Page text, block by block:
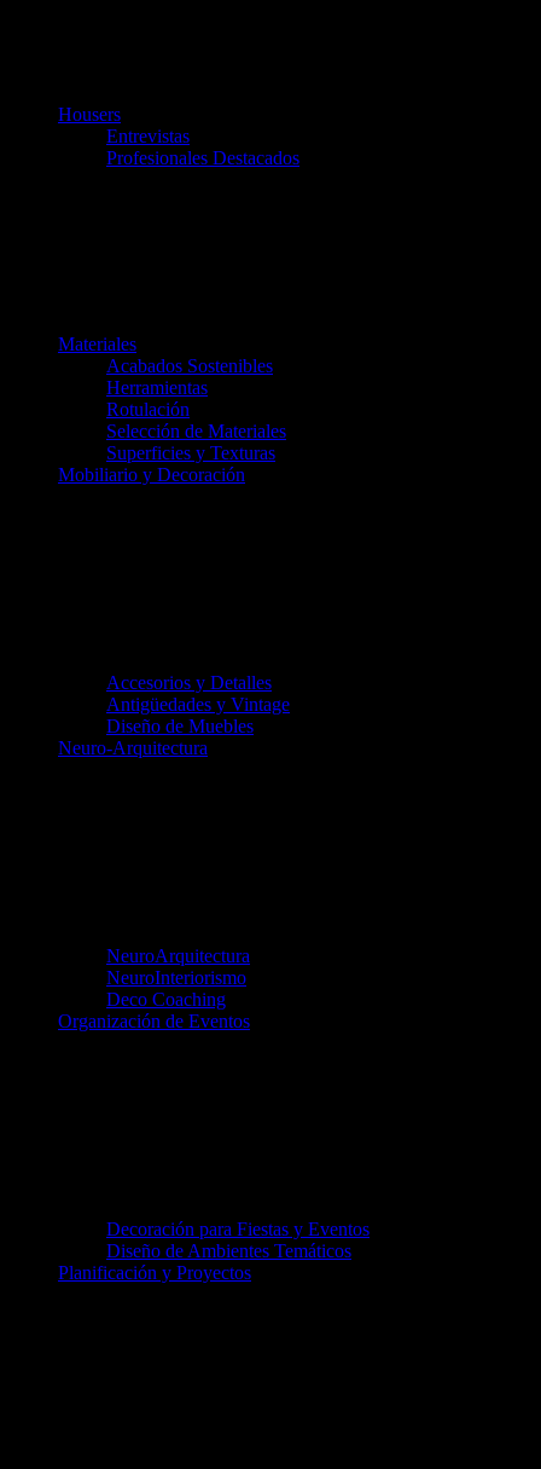
Housers
Entrevistas
Profesionales Destacados
Materiales
Acabados Sostenibles
Herramientas
Rotulación
Selección de Materiales
Superficies y Texturas
Mobiliario y Decoración
Accesorios y Detalles
Antigüedades y Vintage
Diseño de Muebles
Neuro-Arquitectura
NeuroArquitectura
NeuroInteriorismo
Deco Coaching
Organización de Eventos
Decoración para Fiestas y Eventos
Diseño de Ambientes Temáticos
Planificación y Proyectos